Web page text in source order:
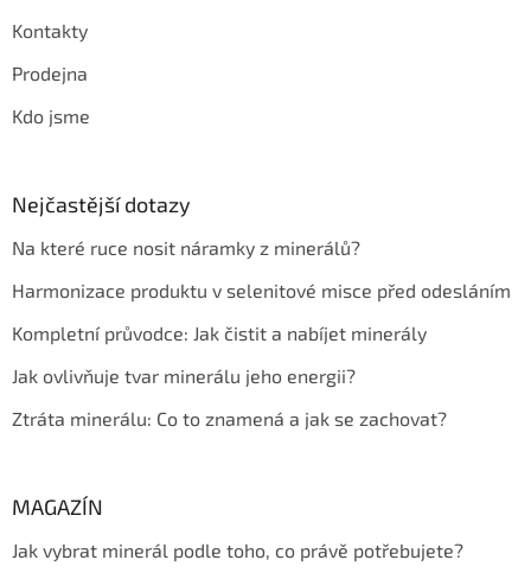
Kontakty
Prodejna
Kdo jsme
Nejčastější dotazy
Na které ruce nosit náramky z minerálů?
Harmonizace produktu v selenitové misce před odesláním
Kompletní průvodce: Jak čistit a nabíjet minerály
Jak ovlivňuje tvar minerálu jeho energii?
Ztráta minerálu: Co to znamená a jak se zachovat?
MAGAZÍN
Jak vybrat minerál podle toho, co právě potřebujete?